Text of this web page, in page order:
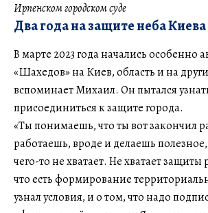
Ирпенском городском суде
Два года на защите неба Киева
В марте 2023 года начались особенно
«Шахедов» на Киев, область и на
вспоминает Михаил. Он пытался
присоединиться к защите города.
«Ты понимаешь, что ты вот закончил
работаешь, вроде и делаешь
чего-то не хватает. Не хватает
что есть формирование
узнал условия, и о том, что надо